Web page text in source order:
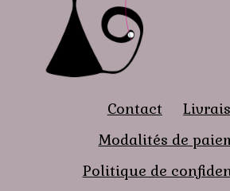
Contact
Modalités de
Politique de